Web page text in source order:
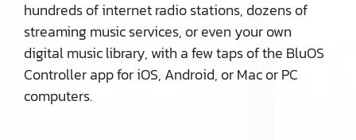
hundreds of internet radio stations, dozens of
streaming music services, or even your own
digital music library, with a few taps of the BluOS
Controller app for iOS, Android, or Mac or PC
computers.